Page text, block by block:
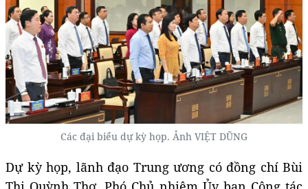
Các đại biểu dự kỳ họp. Ảnh VIỆT DŨNG
Dự kỳ họp, lãnh đạo Trung ương có đồng chí Bùi